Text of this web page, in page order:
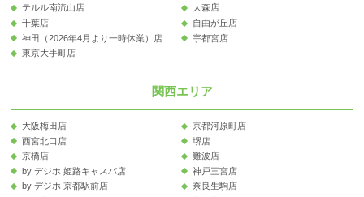
テルル南流山店
大森店
千葉店
自由が丘店
神田（2026年4月より一時休業）店
宇都宮店
東京大手町店
関西エリア
大阪梅田店
京都河原町店
西宮北口店
堺店
京橋店
難波店
by デジホ 姫路キャスパ店
神戸三宮店
by デジホ 京都駅前店
奈良生駒店